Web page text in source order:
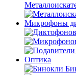
Микрофоны
Оптика